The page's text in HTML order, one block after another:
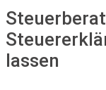
lassen